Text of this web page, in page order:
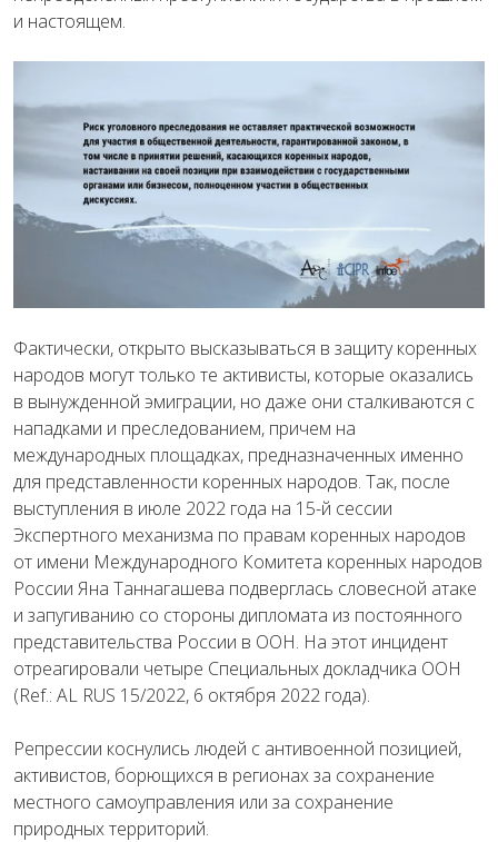
и настоящем.
Фактически, открыто высказываться в защиту коренных
народов могут только те активисты, которые оказались
в вынужденной эмиграции, но даже они сталкиваются с
нападками и преследованием, причем на
международных площадках, предназначенных именно
для представленности коренных народов. Так, после
выступления в июле 2022 года на 15-й сессии
Экспертного механизма по правам коренных народов
от имени Международного Комитета коренных народов
России Яна Таннагашева подверглась словесной атаке
и запугиванию со стороны дипломата из постоянного
представительства России в ООН. На этот инцидент
отреагировали четыре Специальных докладчика ООН
(Ref.: AL RUS 15/2022, 6 октября 2022 года).
Репрессии коснулись людей с антивоенной позицией,
активистов, борющихся в регионах за сохранение
местного самоуправления или за сохранение
природных территорий.